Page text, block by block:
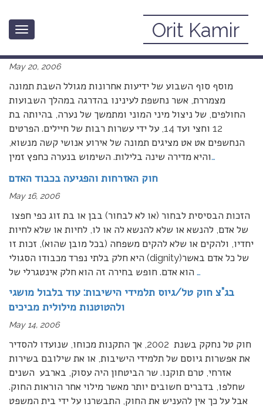
Toggle
Orit Kamir
בעקבות פרשת האונס בבסיס חיל האוויר בנבטים: על
May 20, 2006
מוסף סוף השבוע של ידיעות אחרונות מגולל השבת תמונה
מצמררת, אשר נחשפת לעינינו בהדרגה במהלך השבועות
החולפים, של ניצול מיני המוני ומתמשך של נערה, בהיותה בת
12 וחצי ועד 14, על ידי עשרות רבות של חיילים. הפרטים
הנחשפים אט אט מציגים תמונה של אירוע אנושי קשה מנשוא,
והיא מדירה שינה בלילות. השימוש בנערה כחפץ זמין…
חוק האזרחות והפגיעה בכבוד האדם
May 16, 2006
של אדם, להנשא או שלא להנשא לה או לו, לחיות או שלא לחיות
יחדיו, ולהקים או שלא להקים משפחה (בכל מובן שהוא), זכות זו
היא חלק בלתי נפרד מכבודו הסגולי (dignity)של כל אדם באשר
…
בג”צ חוק טל/גיוס תלמידי הישיבות: עוד בלבול מושגי
ולהטוטנות מילולית מביכים
May 14, 2006
חוק טל נחקק בשנת 2002, אך התקנות מכוחו, שנועדו להסדיר
את אפשרות גיוסם של תלמידי הישיבות, או את שילובם בשירות
אזרחי, טרם תוקנו. שר הביטחון היה עסוק, בארבע השנים
שחלפו, בדברים חשובים יותר מאשר מילוי אחר הוראות החוק.
אבל על כך אין להעניש את החוק, התבשרנו על ידי בית המשפט